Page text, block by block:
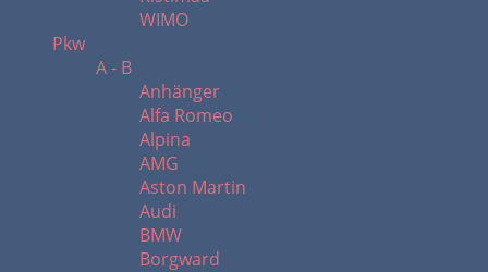
WIMO
Pkw
A - B
Anhänger
Alfa Romeo
Alpina
AMG
Aston Martin
Audi
BMW
Borgward